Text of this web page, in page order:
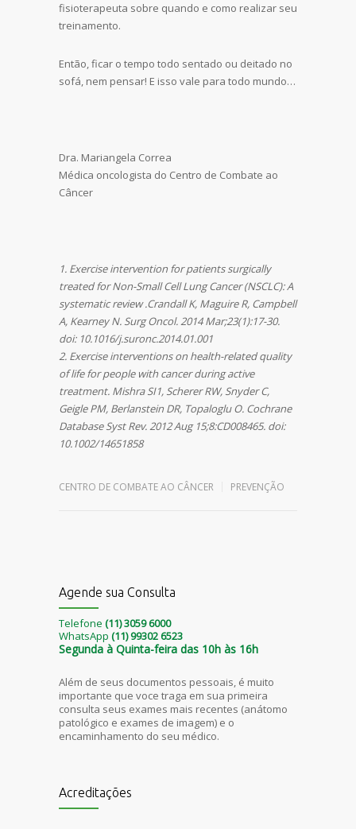
fisioterapeuta sobre quando e como realizar seu
treinamento.
Então, ficar o tempo todo sentado ou deitado no
sofá, nem pensar! E isso vale para todo mundo…
Dra. Mariangela Correa
Médica oncologista do Centro de Combate ao
Câncer
1. Exercise intervention for patients surgically
treated for Non-Small Cell Lung Cancer (NSCLC): A
systematic review .Crandall K, Maguire R, Campbell
A, Kearney N. Surg Oncol. 2014 Mar;23(1):17-30.
doi: 10.1016/j.suronc.2014.01.001
2. Exercise interventions on health-related quality
of life for people with cancer during active
treatment. Mishra SI1, Scherer RW, Snyder C,
Geigle PM, Berlanstein DR, Topaloglu O. Cochrane
Database Syst Rev. 2012 Aug 15;8:CD008465. doi:
10.1002/14651858
CENTRO DE COMBATE AO CÂNCER PREVENÇÃO
Agende sua Consulta
Telefone (11) 3059 6000
WhatsApp (11) 99302 6523
Segunda à Quinta-feira das 10h às 16h
Além de seus documentos pessoais, é muito
importante que voce traga em sua primeira
consulta seus exames mais recentes (anátomo
patológico e exames de imagem) e o
encaminhamento do seu médico.
Acreditações